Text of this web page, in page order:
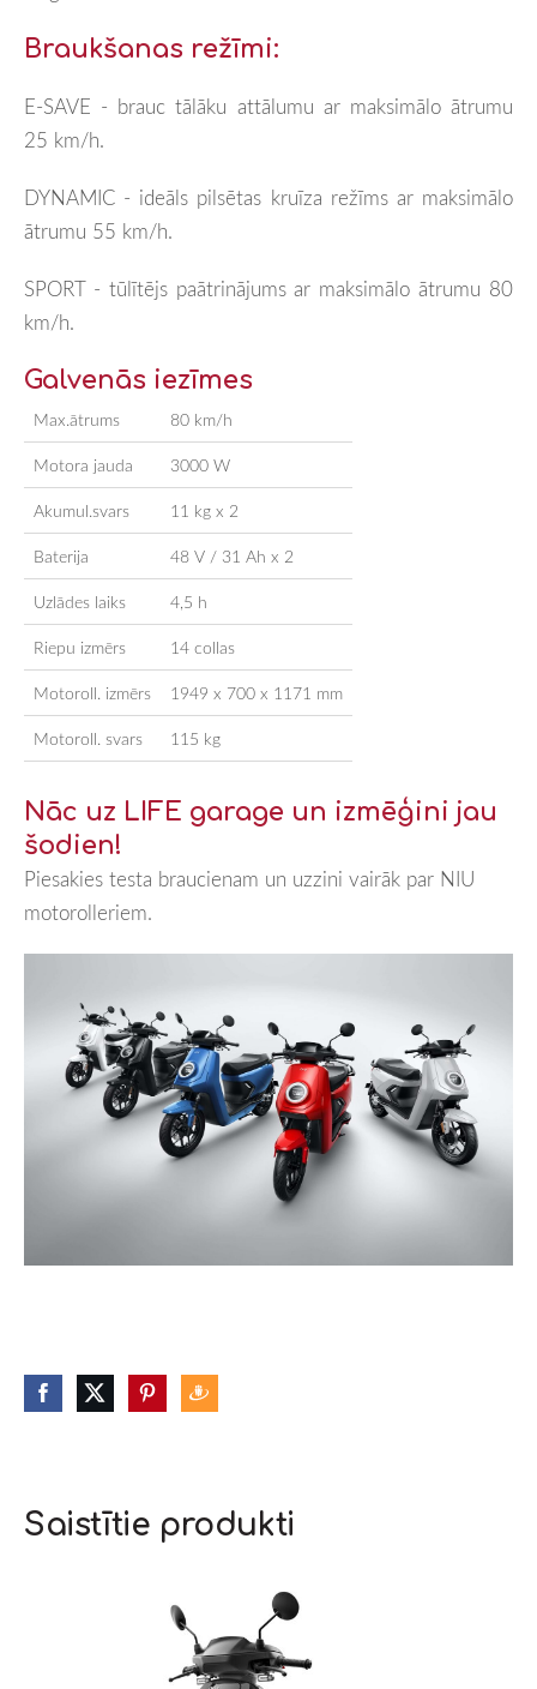
Braukšanas režīmi:
E-SAVE - brauc tālāku attālumu ar maksimālo ātrumu
25 km/h.
DYNAMIC - ideāls pilsētas kruīza režīms ar maksimālo
ātrumu 55 km/h.
SPORT - tūlītējs paātrinājums ar maksimālo ātrumu 80
km/h.
Galvenās iezīmes
Max.ātrums
80 km/h
Motora jauda
3000 W
Akumul.svars
11 kg x 2
Baterija
48 V / 31 Ah x 2
Uzlādes laiks
4,5 h
Riepu izmērs
14 collas
Motoroll. izmērs
1949 x 700x 1171 mm
Motoroll. svars
115 kg
Nāc uz LIFE garage un izmēģini jau
šodien!
Piesakies testa braucienam un uzzini vairāk par NIU
motorolleriem.
Saistītie produkti